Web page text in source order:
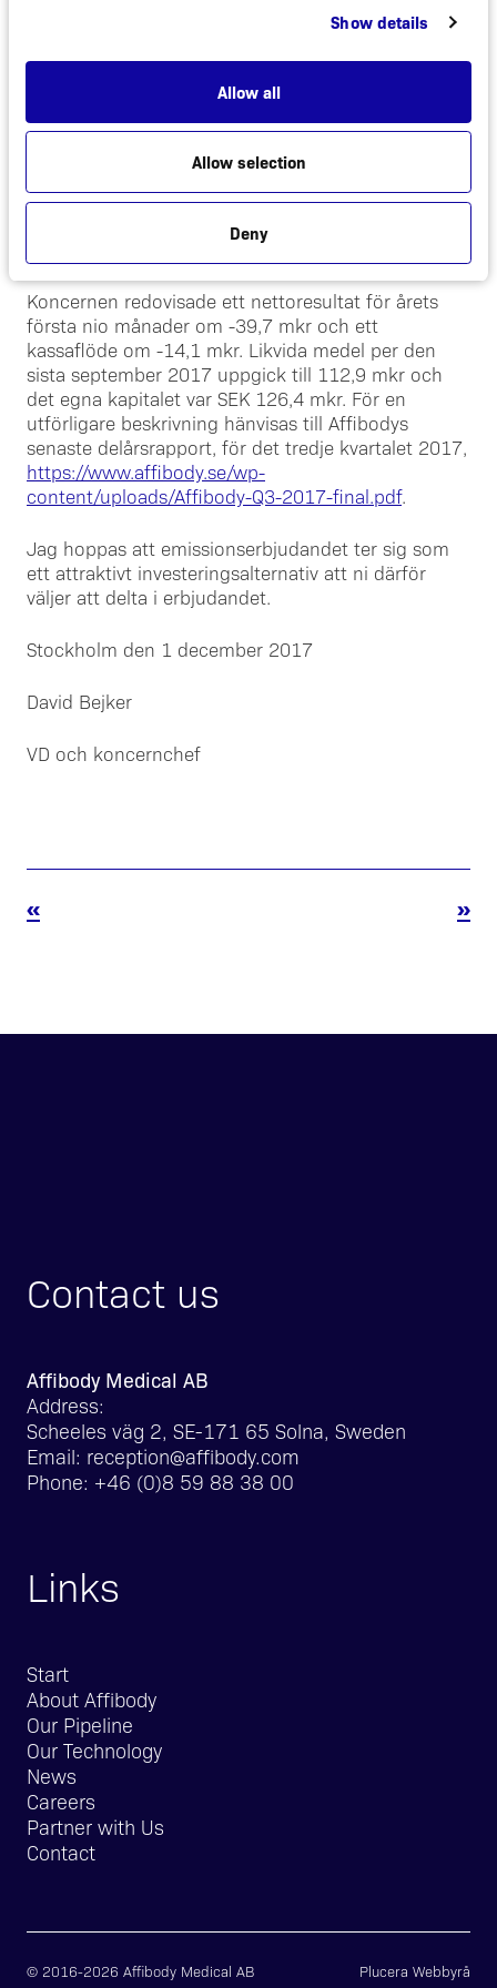
Show details
Allow all
Allow selection
Deny
Studien beräknas kunna påbörjas under de
Beträffande Affibodys näst mest avancerade
program som syftar till behandling av autoimmuna
sjukdomar, ABY-039, avhölls ett framgångsrikt
vetenskapligt rådsmöte med de brittiska
läkemedelsmyndigheterna i augusti 2017, och en
fas I/II studie beräknas påbörjas under de
Koncernen redovisade ett nettoresultat för årets
första nio månader om -39,7 mkr och ett
kassaflöde om -14,1 mkr. Likvida medel per den
sista september 2017 uppgick till 112,9 mkr och
det egna kapitalet var SEK 126,4 mkr. För en
utförligare beskrivning hänvisas till Affibodys
senaste delårsrapport, för det tredje kvartalet 2017,
https://www.affibody.se/wp-
content/uploads/Affibody-Q3-2017-final.pdf.
Jag hoppas att emissionserbjudandet ter sig som
ett attraktivt investeringsalternativ att ni därför
väljer att delta i erbjudandet.
Stockholm den 1 december 2017
David Bejker
VD och koncernchef
« »
Contact us
Affibody Medical AB
Address:
Scheeles väg 2, SE-171 65 Solna, Sweden
Email: reception@affibody.com
Phone: +46 (0)8 59 88 38 00
Links
Start
About Affibody
Our Pipeline
Our Technology
News
Careers
Partner with Us
Contact
© 2016-2026 Affibody Medical AB
Plucera Webbyrå